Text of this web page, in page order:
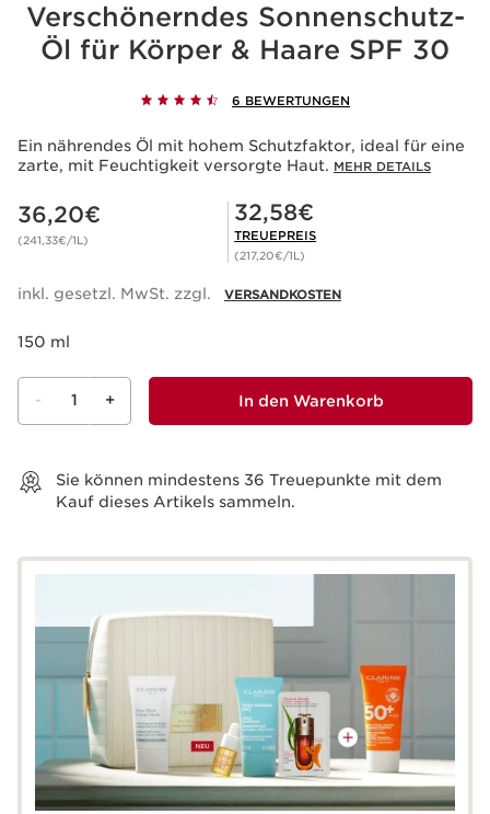
Verschönerndes Sonnenschutz-
Öl für Körper & Haare SPF 30
6 BEWERTUNGEN
Ein nährendes Öl mit hohem Schutzfaktor, ideal für eine
zarte, mit Feuchtigkeit versorgte Haut. MEHR DETAILS
Aktueller Preis 36,20€
36,20€
(241,33€/1L)
Mitgliederpreis 32,58€
32,58€
TREUEPREIS
(217,20€/1L)
inkl. gesetzl. MwSt. zzgl. VERSANDKOSTEN
150 ml
- 1 + In den Warenkorb
Sie können mindestens 36 Treuepunkte mit dem
Kauf dieses Artikels sammeln.